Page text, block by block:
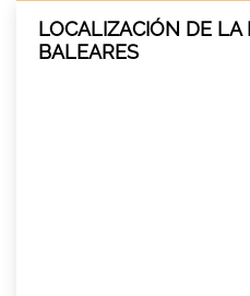
LOCALIZACIÓN DE LA
BALEARES